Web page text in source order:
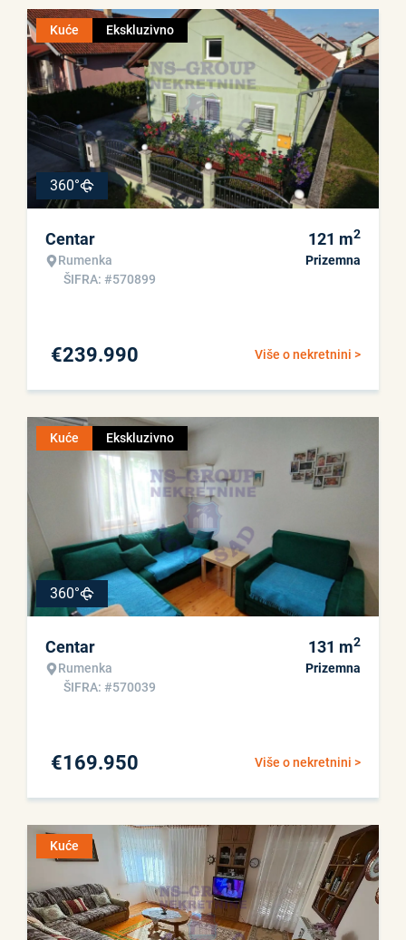
Kuće Ekskluzivno
360°
Centar
Rumenka
ŠIFRA: #570899
121 m2
Prizemna
Više o nekretnini >
€239.990
Kuće Ekskluzivno
360°
Centar
Rumenka
ŠIFRA: #570039
131 m2
Prizemna
Više o nekretnini >
€169.950
Kuće